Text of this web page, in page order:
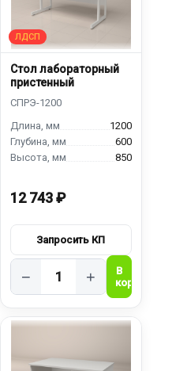
Стол лабораторный
пристенный
1200
600
850
12 743 ₽
− +